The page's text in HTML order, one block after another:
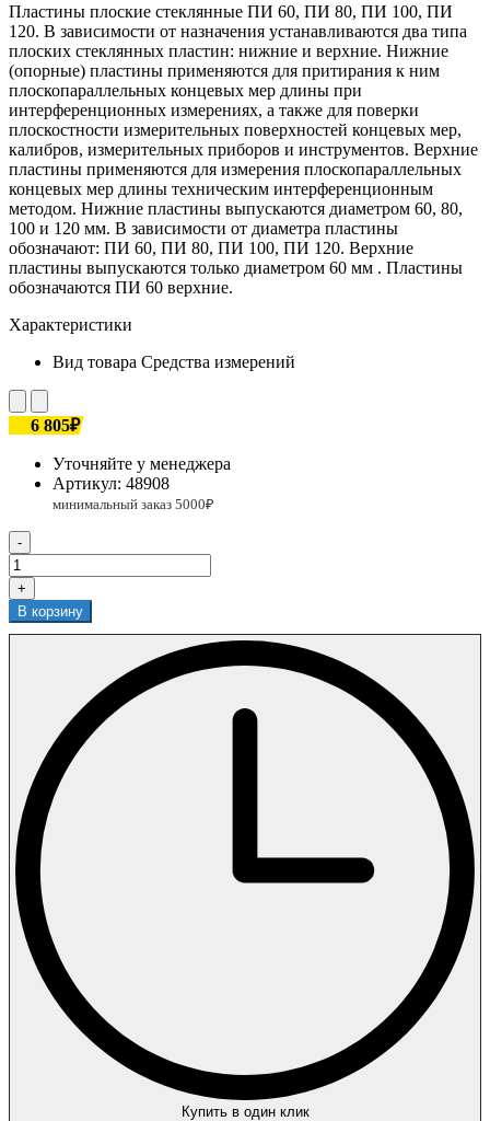
Пластины плоские стеклянные ПИ 60, ПИ 80, ПИ 100, ПИ
120. В зависимости от назначения устанавливаются два типа
плоских стеклянных пластин: нижние и верхние. Нижние
(опорные) пластины применяются для притирания к ним
плоскопараллельных концевых мер длины при
интерференционных измерениях, а также для поверки
плоскостности измерительных поверхностей концевых мер,
калибров, измерительных приборов и инструментов. Верхние
пластины применяются для измерения плоскопараллельных
концевых мер длины техническим интерференционным
методом. Нижние пластины выпускаются диаметром 60, 80,
100 и 120 мм. В зависимости от диаметра пластины
обозначают: ПИ 60, ПИ 80, ПИ 100, ПИ 120. Верхние
пластины выпускаются только диаметром 60 мм . Пластины
обозначаются ПИ 60 верхние.
Характеристики
Вид товара Средства измерений
6 805₽
Уточняйте у менеджера
Артикул: 48908
-
+
В корзину
Купить в один клик